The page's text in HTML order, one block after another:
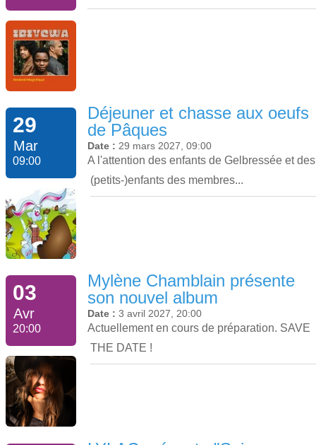
29
Mar
09:00
Déjeuner et chasse aux oeufs
de Pâques
Date : 29 mars 2027, 09:00
A l'attention des enfants de Gelbressée et des
(petits-)enfants des membres...
03
Avr
20:00
Mylène Chamblain présente
son nouvel album
Date : 3 avril 2027, 20:00
Actuellement en cours de préparation. SAVE
THE DATE !